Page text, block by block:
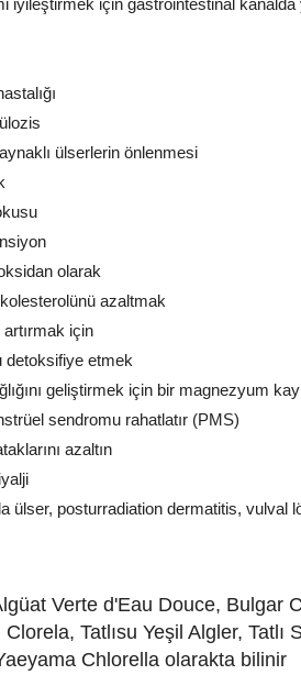
ülserlerin önlenmesi
olarak
azaltmak
için
detoksifiye etmek
geliştirmek için bir magnezyum
sendromu rahatlatır (PMS)
azaltın
ülser, posturradiation dermatitis, vulval
Verte d'Eau Douce, Bulgar
Tatlısu Yeşil Algler,
Chlorella olarakta bilinir
ne işe yarar
Çuha çiçeğinin faydaları
nelerdir